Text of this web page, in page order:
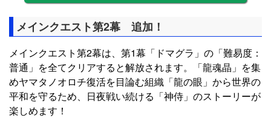
メインクエスト第2幕 追加！
メインクエスト第2幕は、第1幕「ドマグラ」の「難易度：
普通」を全てクリアすると解放されます。「龍魂晶」を集
めヤマタノオロチ復活を目論む組織「龍の眼」から世界の
平和を守るため、日夜戦い続ける「神侍」のストーリーが
楽しめます！